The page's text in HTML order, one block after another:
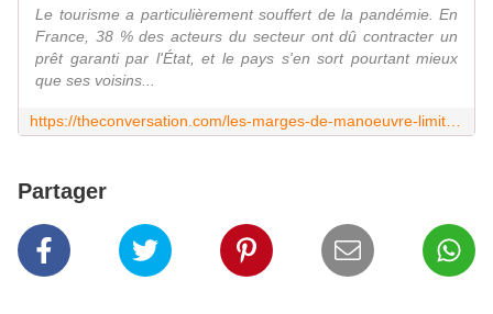
Le tourisme a particulièrement souffert de la pandémie. En
France, 38 % des acteurs du secteur ont dû contracter un
prêt garanti par l'État, et le pays s'en sort pourtant mieux
que ses voisins...
https://theconversation.com/les-marges-de-manoeuvre-limitees-des-pouvoirs-publics-pour-developper-le-tourisme-183747
Partager